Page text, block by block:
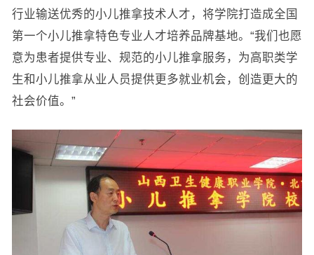
行业输送优秀的小儿推拿技术人才，将学院打造成全国
第一个小儿推拿特色专业人才培养品牌基地。“我们也愿
意为患者提供专业、规范的小儿推拿服务，为高职类学
生和小儿推拿从业人员提供更多就业机会，创造更大的
社会价值。”